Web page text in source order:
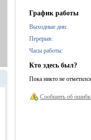
График работы
Выходные дни:
Перерыв:
Часы работы:
Кто здесь был?
Пока никто не
Сообщить об